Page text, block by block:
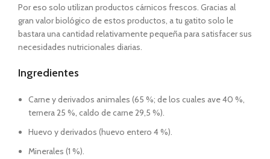
Por eso solo utilizan productos cárnicos frescos. Gracias al
gran valor biológico de estos productos, a tu gatito solo le
bastara una cantidad relativamente pequeña para satisfacer sus
necesidades nutricionales diarias.
Ingredientes
Carne y derivados animales (65 %; de los cuales ave 40 %,
ternera 25 %, caldo de carne 29,5 %).
Huevo y derivados (huevo entero 4 %).
Minerales (1 %).